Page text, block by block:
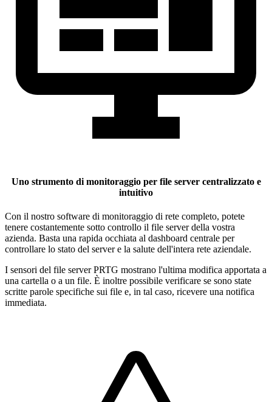
Uno strumento di monitoraggio per file server centralizzato e
intuitivo
Con il nostro software di monitoraggio di rete completo, potete
tenere costantemente sotto controllo il file server della vostra
azienda. Basta una rapida occhiata al dashboard centrale per
controllare lo stato del server e la salute dell'intera rete aziendale.
I sensori del file server PRTG mostrano l'ultima modifica apportata a
una cartella o a un file. È inoltre possibile verificare se sono state
scritte parole specifiche sui file e, in tal caso, ricevere una notifica
immediata.